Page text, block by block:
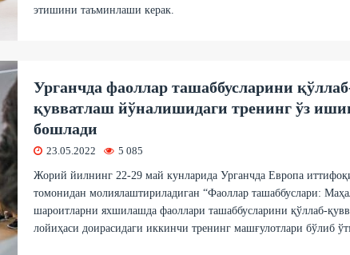
этишини таъминлаши керак.
Урганчда фаоллар ташаббусларини
қувватлаш йўналишидаги тренинг ўз
бошлади
23.05.2022 5 085
Жорий йилнинг 22-29 май кунларида Урганчда Европа
томонидан молиялаштириладиган “Фаоллар ташаббуслари:
шароитларни яхшилашда фаоллари ташаббусларини қўллаб-
лойиҳаси доирасидаги иккинчи тренинг машғулотлари бўлиб